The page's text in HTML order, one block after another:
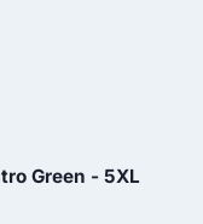
Green - 5XL